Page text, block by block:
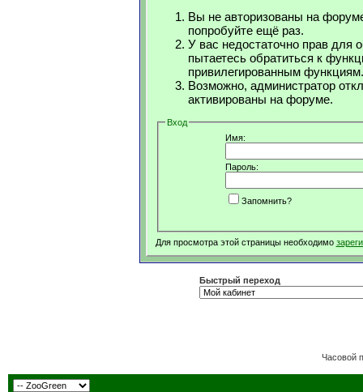
Вы не авторизованы на
попробуйте ещё раз.
У вас недостаточно прав для
пытаетесь обратиться к
привилегированным функциям.
Возможно, администратор
активированы на форуме.
Вход
Имя:
Пароль:
Запомнить?
Для просмотра этой страницы необходимо
Быстрый переход
Часовой